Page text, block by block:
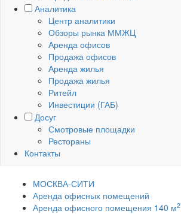
Аналитика
Центр аналитики
Обзоры рынка ММЖЦ
Аренда офисов
Продажа офисов
Аренда жилья
Продажа жилья
Ритейл
Инвестиции (ГАБ)
Досуг
Смотровые площадки
Рестораны
Контакты
МОСКВА-СИТИ
Аренда офисных помещений
Аренда офисного помещения 140 м2